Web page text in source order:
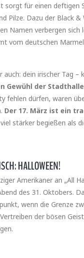
sorgt für einen deftigen
Pilze. Dazu der Black
Namen verbergen
vom deutschen
auch: dein irischer Tag –
Gewühl der Stadthalle
fehlen dürfen, waren
Der 17. März ist ein
stärker begießen als
HALLOWEEN!
Amerikaner an „All
des 31. Oktobers.
wenn die Grenze
der bösen